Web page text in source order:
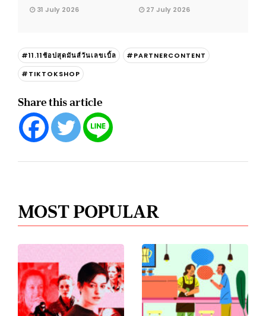
31 July 2026 27 July 2026
#11.11ช้อปสุดมันส์วันเลขเบิ้ล
#PARTNERCONTENT
#TIKTOKSHOP
Share this article
MOST POPULAR